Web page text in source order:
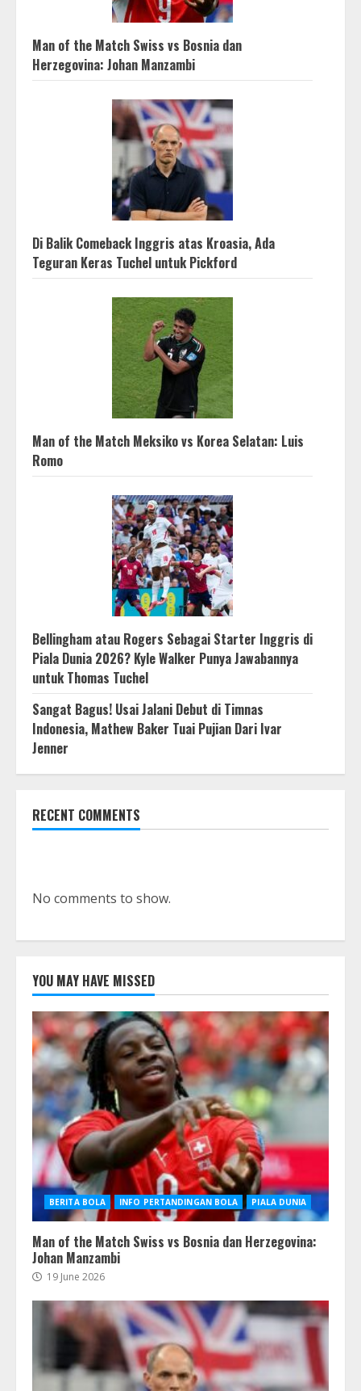
Man of the Match Swiss vs Bosnia dan
Herzegovina: Johan Manzambi
Di Balik Comeback Inggris atas Kroasia, Ada
Teguran Keras Tuchel untuk Pickford
Man of the Match Meksiko vs Korea Selatan: Luis
Romo
Bellingham atau Rogers Sebagai Starter Inggris di
Piala Dunia 2026? Kyle Walker Punya Jawabannya
untuk Thomas Tuchel
Sangat Bagus! Usai Jalani Debut di Timnas
Indonesia, Mathew Baker Tuai Pujian Dari Ivar
Jenner
RECENT COMMENTS
No comments to show.
YOU MAY HAVE MISSED
BERITA BOLA INFO PERTANDINGAN BOLA PIALA DUNIA
Man of the Match Swiss vs Bosnia dan Herzegovina:
Johan Manzambi
19 June 2026